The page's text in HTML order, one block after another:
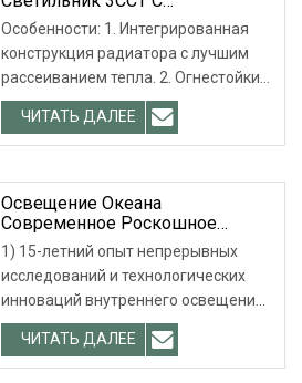
Регулируемой Яркостью 7 Вт
Для Внутреннего
Использования
Особенности: 1. Интегрированная
конструкция радиатора с лучшим
рассеиванием тепла. 2. Огнестойкий
потолочный светильник
ЧИТАТЬ ДАЛЕЕ
Освещение Океана
Современное Роскошное
Современное Светодиодное
Украшение Большой Круг
Крытый Светодиодный
Хрустальный Подвесной
Светильник
1) 15-летний опыт непрерывных
исследований и технологических
инноваций внутреннего освещения
(люстры, подвесные светильн
ЧИТАТЬ ДАЛЕЕ